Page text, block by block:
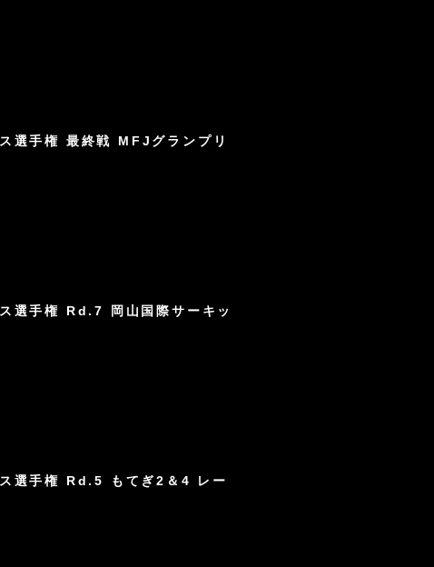
手権 最終戦 MFJグランプリ
選手権 Rd.7 岡山国際サーキッ
選手権 Rd.5 もてぎ2＆4 レー